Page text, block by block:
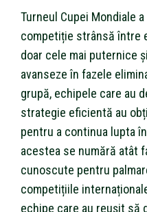
Turneul Cupei Mondiale
competiție strânsă între
doar cele mai puternice
avanseze în fazele
grupă, echipele care au
strategie eficientă au
pentru a continua lupta
acestea se numără atât
cunoscute pentru
competițiile
echipe care au reușit să